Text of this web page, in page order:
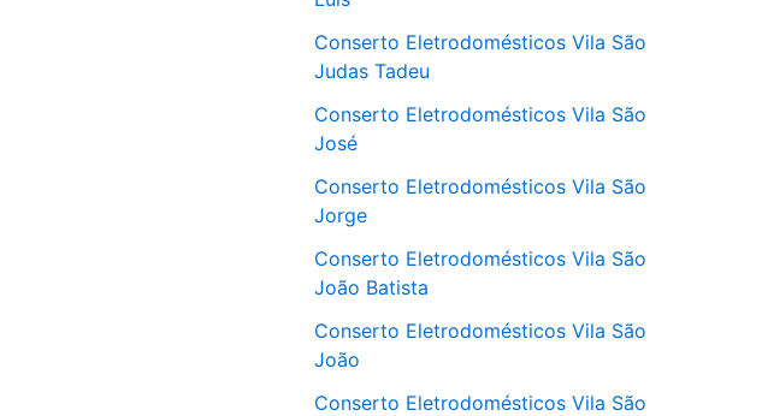
Conserto Eletrodomésticos Vila São
Judas Tadeu
Conserto Eletrodomésticos Vila São
José
Conserto Eletrodomésticos Vila São
Jorge
Conserto Eletrodomésticos Vila São
João Batista
Conserto Eletrodomésticos Vila São
João
Conserto Eletrodomésticos Vila São